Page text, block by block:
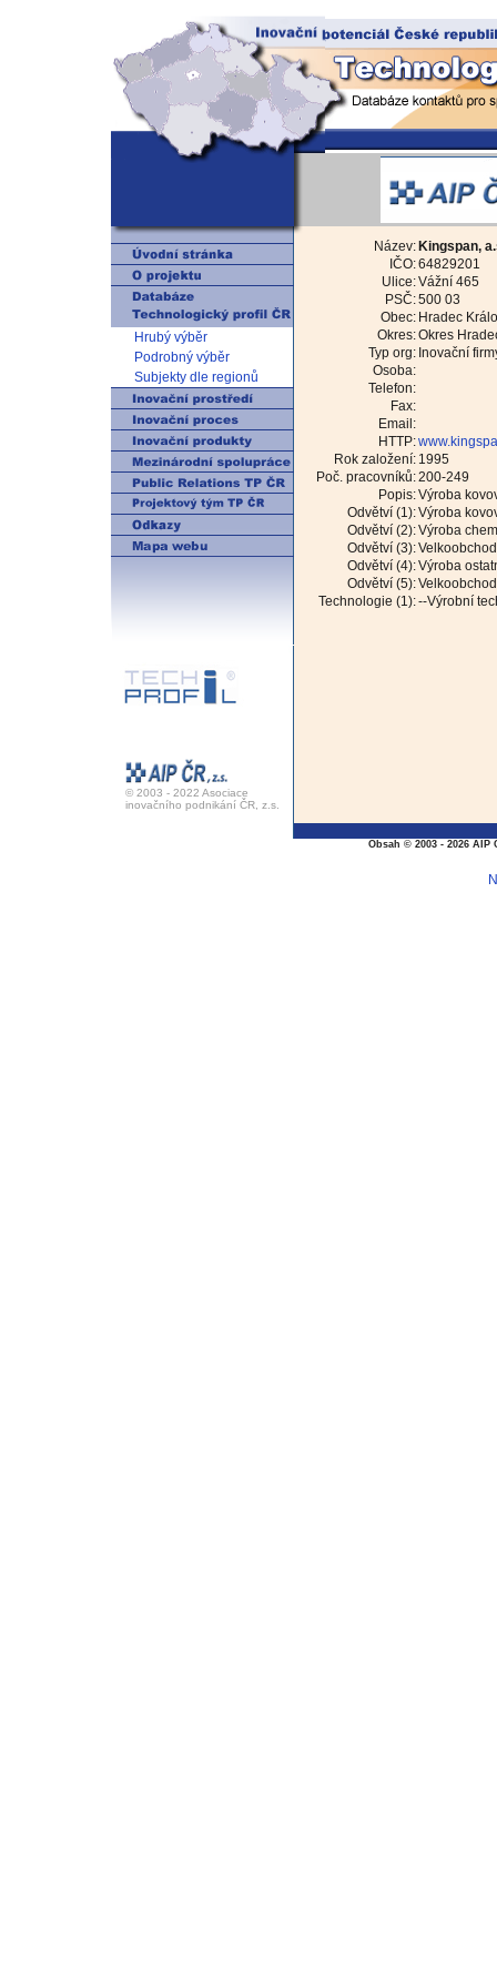
Hrubý výběr
Podrobný výběr
Subjekty dle regionů
© 2003 - 2022 Asociace
inovačního podnikání ČR, z.s.
Název: Kingspan,
IČO:64829201
Ulice:Vážní 465
PSČ:500 03
Obec: Hradec
Okres:Okres
Typ org: Inovační
Osoba:
Telefon:
Fax:
Email:
HTTP:
Rok založení: 1995
Poč. pracovníků:200-249
Popis:Výroba
Odvětví (1):Výroba
Odvětví (2):Výroba
Odvětví (3):
Odvětví (4):Výroba
Odvětví (5):
Technologie (1):--Výrobní
Obsah © 2003 - 2026